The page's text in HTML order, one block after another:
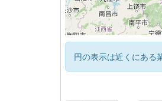
円の表示は近くにある